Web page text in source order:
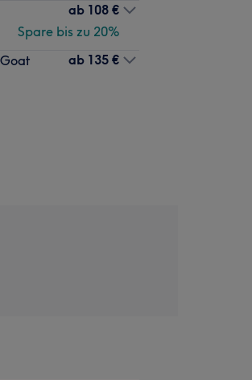
ab 108 €
Spare bis zu 20%
ab 135 €